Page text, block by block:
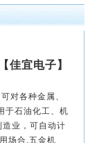
佳宜电子】
对各种金属、
于石油化工、机
业，可自动计
场合,五金机